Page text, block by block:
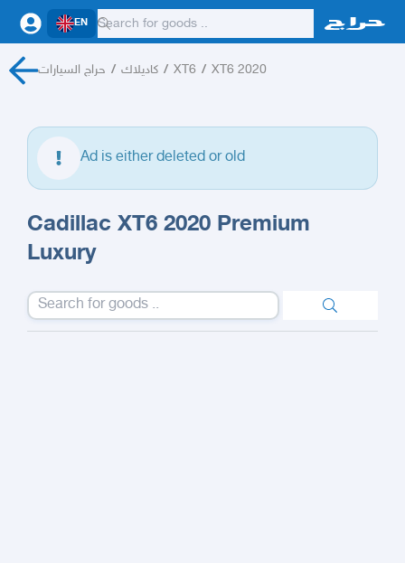
EN
حراج السيارات / كاديلاك / XT6 / XT6 2020
Ad is either deleted or old
Cadillac XT6 2020 Premium
Luxury